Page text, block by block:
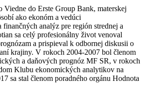
Viedne do Erste Group Bank, materskej
ako ekonóm a vedúci
analýz pre región strednej a
sa celý profesionálny život venoval
a prispieval k odbornej diskusii o
krajiny. V rokoch 2004-2007 bol členom
a daňových prognóz MF SR, v rokoch
Klubu ekonomických analytikov na
sa stal členom poradného orgánu Hodnota